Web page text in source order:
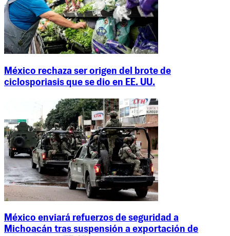
México rechaza ser origen del brote de
ciclosporiasis que se dio en EE. UU.
México enviará refuerzos de seguridad a
Michoacán tras suspensión a exportación de